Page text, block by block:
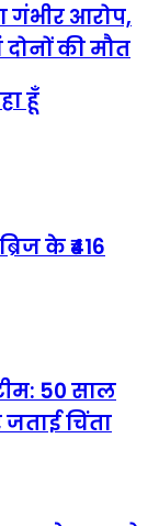
गंभीर आरोप,
की मौत
हूँ
के ₹416
50 साल
चिंता